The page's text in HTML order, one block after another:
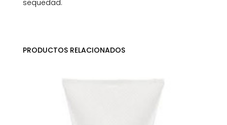
sequedad.
PRODUCTOS RELACIONADOS